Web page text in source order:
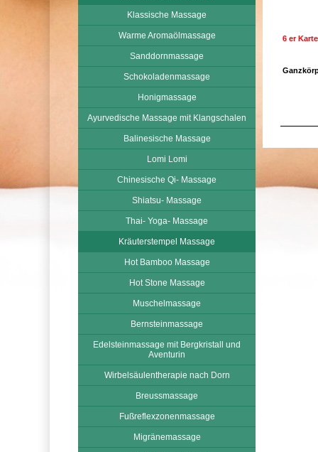
Klassische Massage
Warme Aromaölmassage
Sanddornmassage
Schokoladenmassage
Honigmassage
Ayurvedische Massage mit Klangschalen
Balinesische Massage
Lomi Lomi
Chinesische Qi- Massage
Shiatsu- Massage
Thai- Yoga- Massage
Kräuterstempel Massage
Hot Bamboo Massage
Hot Stone Massage
Muschelmassage
Bernsteinmassage
Edelsteinmassage mit Bergkristall und
Aventurin
Wirbelsäulentherapie nach Dorn
Breussmassage
Fußreflexzonenmassage
Migränemassage
6 er